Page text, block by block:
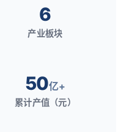
6
产业板块
50亿+
累计产值（元）